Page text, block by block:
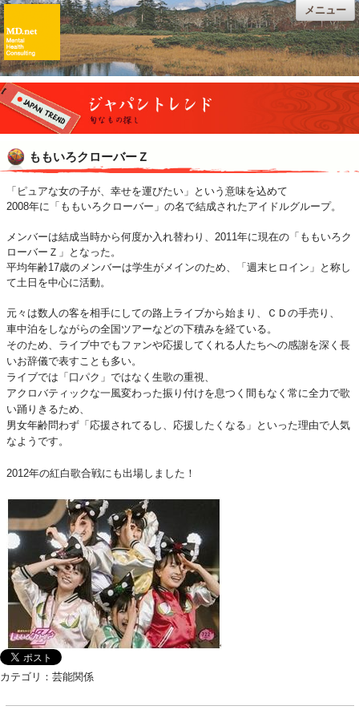
メニュー
ももいろクローバーＺ
「ピュアな女の子が、幸せを運びたい」という意味を込めて
2008年に「ももいろクローバー」の名で結成されたアイドルグループ。
メンバーは結成当時から何度か入れ替わり、2011年に現在の「ももいろク
ローバーＺ」となった。
平均年齢17歳のメンバーは学生がメインのため、「週末ヒロイン」と称し
て土日を中心に活動。
元々は数人 の客を相手にしての路上ライブから始まり、ＣＤの手売り、
車中泊をしながらの全国ツアーなどの下積みを経ている。
そのため、ライブ中でもファンや応援してくれる人たちへの感謝を深く長
いお辞儀で表すことも多い。
ライブでは「口パク」ではなく生歌の重視、
アクロバティックな一風変わった振り付けを息つく間もなく常に全力で歌
い踊りきるため、
男女年齢問わず「応援されてるし、応援したくなる」といった理由で人気
なようです 。
2012年の紅白歌合戦にも出場しました！
カテゴリ：芸能関係